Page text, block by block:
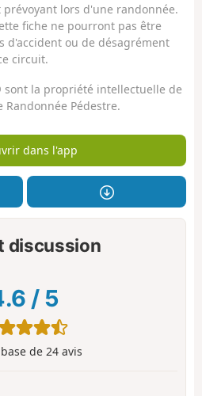
lors d'une randonnée.
fiche ne pourront pas être
d'accident ou de désagrément
circuit.
sont la propriété intellectuelle de
Randonnée Pédestre.
dans l'app
discussion
/ 5
de 24 avis